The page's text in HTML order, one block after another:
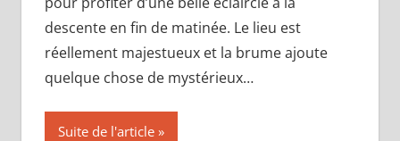
descente en fin de matinée. Le lieu est
réellement majestueux et la brume ajoute
quelque chose de mystérieux…
Suite de l'article